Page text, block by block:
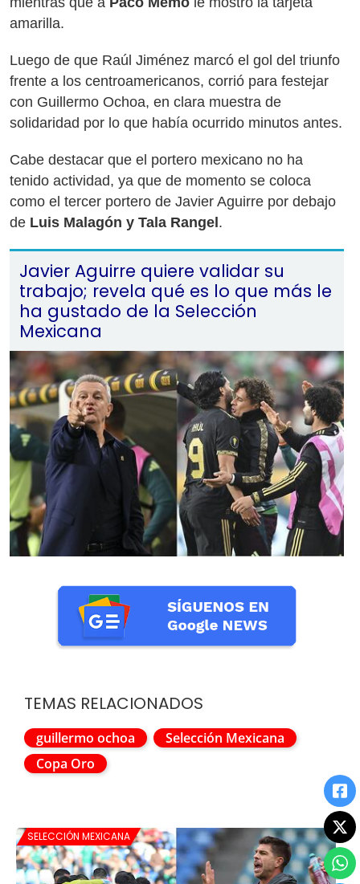
amarilla.
Luego de que Raúl Jiménez marcó el gol del triunfo
frente a los centroamericanos, corrió para festejar
con Guillermo Ochoa, en clara muestra de
solidaridad por lo que había ocurrido minutos antes.
Cabe destacar que el portero mexicano no ha
tenido actividad, ya que de momento se coloca
como el tercer portero de Javier Aguirre por debajo
de Luis Malagón y Tala Rangel .
Javier Aguirre quiere validar su
trabajo; revela qué es lo que más le
ha gustado de la Selección
Mexicana
TEMAS RELACIONADOS
guillermo ochoa
Selección Mexicana
Copa Oro
SELECCIÓN MEXICANA